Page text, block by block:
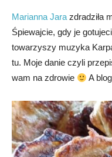
Marianna Jara zdradziła
Śpiewajcie, gdy je
towarzyszy muzyka
tu. Moje danie czyli
wam na zdrowie
A